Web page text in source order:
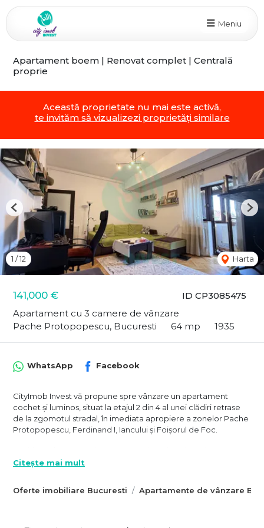
Meniu
Apartament boem | Renovat complet | Centrală
proprie
Această proprietate nu mai este activă,
te invităm să vizualizezi proprietăți similare
ID CP3085475
141,000 €
Apartament cu 3 camere de vânzare
Pache Protopopescu, Bucuresti
64 mp 1935
1 /12 Harta
Previous
Oferte imobiliare Bucuresti Apartamente de vânzare
WhatsApp Facebook
CityImob Invest vă propune spre vânzare un apartament
cochet și luminos, situat la etajul 2 din 4 al unei clădiri retrase
de la zgomotul stradal, în imediata apropiere a zonelor Pache
Protopopescu, Ferdinand I, Iancului și Foișorul de Foc.
construcții, apartamentul beneficiază de multă liniște,
Citește mai mult